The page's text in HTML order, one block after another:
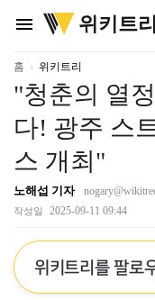
menu
위
키
리
위키트리
홈 위키트리
"청춘의 열
다! 광주 스
스 개최"
노해섭 기자
작성일 2025-09-11 09:44
위키트리를 팔로